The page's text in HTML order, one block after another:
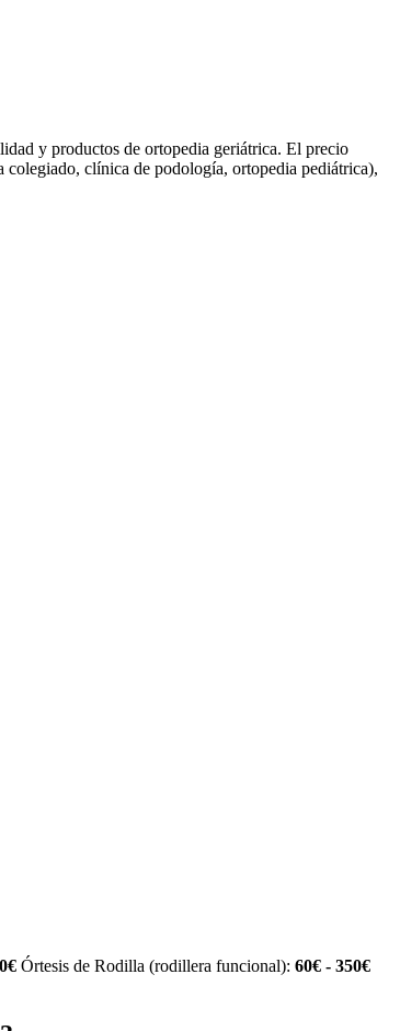
y productos de ortopedia geriátrica. El precio
colegiado, clínica de podología, ortopedia pediátrica),
Órtesis de Rodilla (rodillera funcional): 60€ - 350€